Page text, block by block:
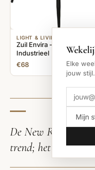
LIGHT & LIVING
Zuil Envira - Zink - Ø35cm
Industrieel
€68
De New Raw stijl
trend; het is een
Elke
jouw